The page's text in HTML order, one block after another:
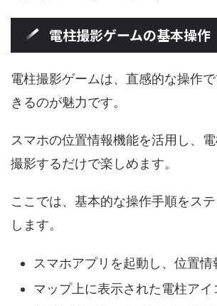
電柱撮影ゲームの基本操作
電柱撮影ゲームは、直感的な操作
きるのが魅力です。
スマホの位置情報機能を活用し、
撮影するだけで楽しめます。
ここでは、基本的な操作手順をス
します。
スマホアプリを起動し、位置情
マップ上に表示された電柱アイ